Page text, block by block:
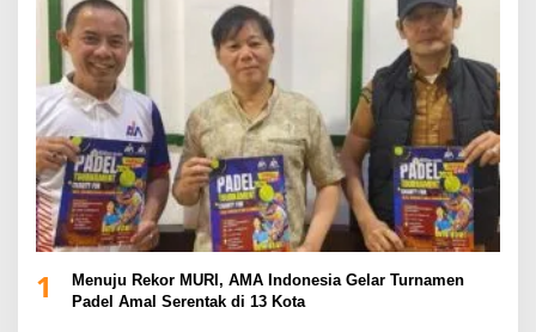
1
Menuju Rekor MURI, AMA Indonesia Gelar Turnamen
Padel Amal Serentak di 13 Kota